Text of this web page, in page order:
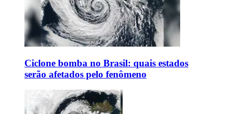
Ciclone bomba no Brasil: quais estados
serão afetados pelo fenômeno